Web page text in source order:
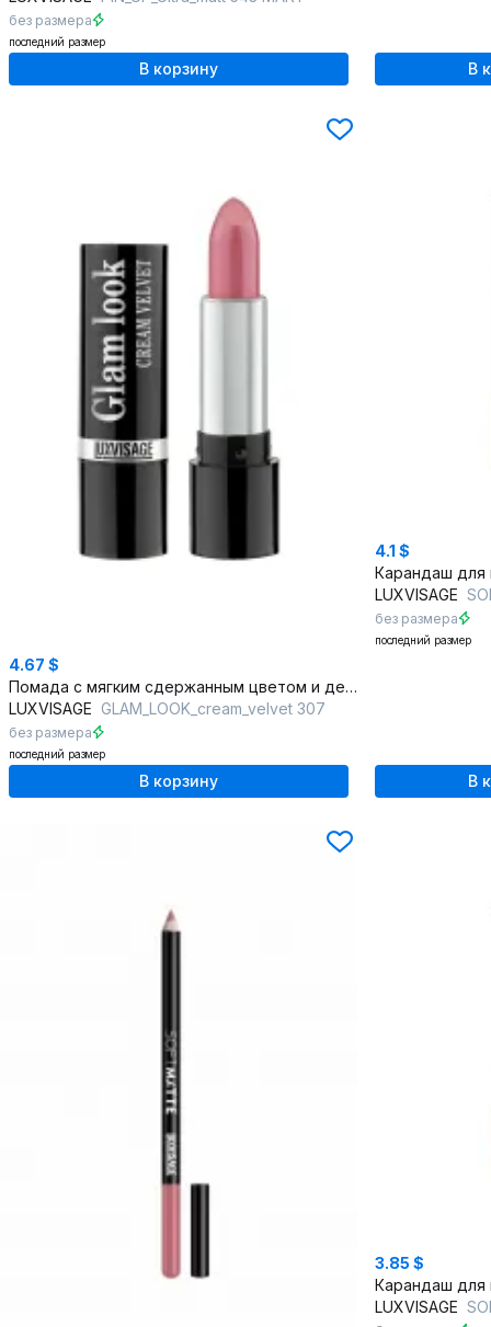
без размера
последний размер
В корзину В
4.67 $
Помада с мягким сдержанным цветом и деликатным покрытием
LUXVISAGE GLAM_LOOK_cream_velvet 307
без размера
последний размер
В корзину
4.1 $
LUXVISAGE
без размера
последний размер
В
3.85 $
LUXVISAGE